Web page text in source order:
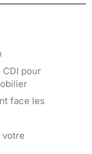
CDI pour
face les